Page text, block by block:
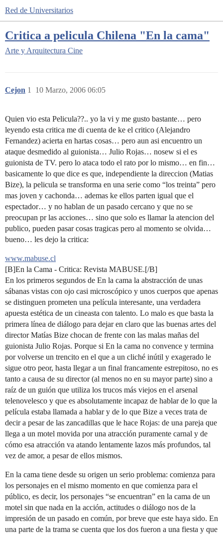
Red de Universitarios
Critica a pelicula Chilena "En la cama"
Arte y Arquitectura Cine
Cejon 10 Marzo, 2006 06:05
1
Quien vio esta Pelicula??.. yo la vi y me gusto bastante… pero
leyendo esta critica me di cuenta de ke el critico (Alejandro
Fernandez) acierta en hartas cosas… pero aun asi encuentro un
ataque desmedido al guionista… Julio Rojas… nosew si el es
guionista de TV. pero lo ataca todo el rato por lo mismo… en fin…
basicamente lo que dice es que, independiente la direccion (Matias
Bize), la pelicula se transforma en una serie como “los treinta” pero
mas joven y cachonda… ademas ke ellos parten igual que el
espectador… y no hablan de un pasado cercano y que no se
preocupan pr las acciones… sino que solo es llamar la atencion del
publico, pueden pasar cosas tragicas pero al momento se olvida…
bueno… les dejo la critica:
www.mabuse.cl
[B]En la Cama - Critica: Revista MABUSE.[/B]
En los primeros segundos de En la cama la abstracción de unas
sábanas vistas con ojo casi microscópico y unos cuerpos que apenas
se distinguen prometen una película interesante, una verdadera
apuesta estética de un cineasta con talento. Lo malo es que basta la
primera línea de diálogo para dejar en claro que las buenas artes del
director Matías Bize chocan de frente con las malas mañas del
guionista Julio Rojas. Porque si En la cama no convence y termina
por volverse un trencito en el que a un cliché inútil y exagerado le
sigue otro peor, hasta llegar a un final francamente estrepitoso, no es
tanto a causa de su director (al menos no en su mayor parte) sino a
raíz de un guión que utiliza los trucos más viejos en el arsenal
telenovelesco y que es absolutamente incapaz de hablar de lo que la
película estaba llamada a hablar y de lo que Bize a veces trata de
decir a pesar de las zancadillas que le hace Rojas: de una pareja que
llega a un motel movida por una atracción puramente carnal y de
cómo esa atracción va atando lentamente lazos más profundos, tal
vez de amor, a pesar de ellos mismos.
En la cama tiene desde su origen un serio problema: comienza para
los personajes en el mismo momento en que comienza para el
público, es decir, los personajes “se encuentran” en la cama de un
motel sin que nada en la acción, actitudes o diálogo nos de la
impresión de un pasado en común, por breve que este haya sido. En
una parte de la trama se cuenta que los dos fueron a una fiesta y que